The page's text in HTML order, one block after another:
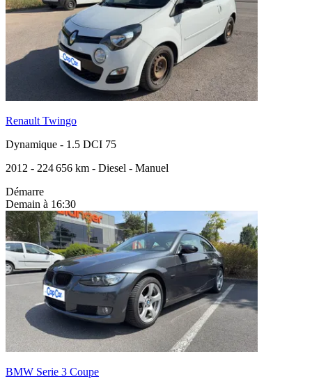
Renault Twingo
Dynamique - 1.5 DCI 75
2012 - 224 656 km - Diesel - Manuel
Démarre
Demain à 16:30
BMW Serie 3 Coupe